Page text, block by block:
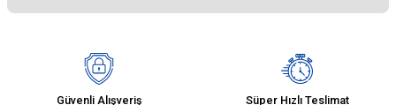
Görüş ve önerileriniz için teşekkür ederiz.
Güvenli Alışveriş Süper Hızlı Teslimat